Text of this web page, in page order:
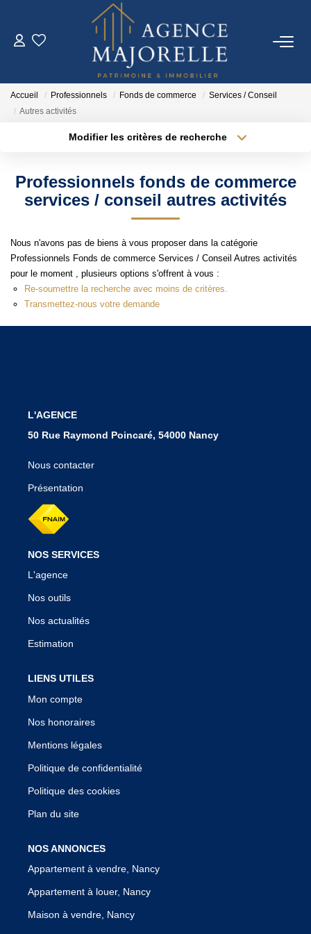
ACHETER
FAIRE GÉRER
IMMO NEUF
NOTRE AGENCE
EN
Accueil Professionnels Fonds de commerce
Services / Conseil
Autres activités
Modifier les critères de recherche
Sélectionnez...
Type de bien
Surface min
Créer une alerte
Professionnels fonds de commerce
services / conseil autres activités
Nous n'avons pas de biens à vous proposer dans la catégorie
Professionnels Fonds de commerce Services / Conseil Autres activités
pour le moment , plusieurs options s'offrent à vous :
Re-soumettre la recherche avec moins de critères.
Transmettez-nous votre demande
L'AGENCE
50 Rue Raymond Poincaré, 54000 Nancy
Nous contacter
Présentation
NOS SERVICES
L'agence
Nos outils
Nos actualités
Estimation
LIENS UTILES
Mon compte
Nos honoraires
Mentions légales
Politique de confidentialité
Politique des cookies
Plan du site
NOS ANNONCES
Appartement à vendre, Nancy
Appartement à louer, Nancy
Maison à vendre, Nancy